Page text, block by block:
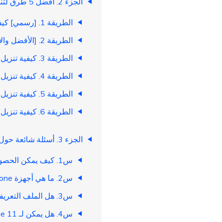
الطريقة 1. [رسمي] كيفية تنزيل وتثبيت ملف تعريف iOS 18 من خلال إعدادات iPhone
الطريقة 2. [الأفضل والأسهل] تنزيل ملف تعريف iOS 18 مجانًا
الطريقة 3. كيفية تنزيل وتثبيت ملف تعريف iOS 18 عبر مركز المطورين من Apple
الطريقة 4. كيفية تنزيل وتثبيت ملف تعريف iOS 18 من خلال برنامج Apple Software
الطريقة 5. كيفية تنزيل وتثبيت ملف تعريف iOS 18 عبر ملفات IPSW (الرابط مرفق)
الطريقة 6. كيفية تنزيل وتثبيت ملف تعريف iOS 18 عبر iTunes/Finder
الجزء 3. أسئلة شائعة حول تنزيل iOS 18
س1. كيف يمكن الحصول على iOS 18 مبكرًا؟
س2. ما هي أجهزة iPhone التي لن تحصل على iOS 18؟
س3. هل الملف التعريفي آمن؟
س4. هل يمكن لـ iPhone 11 الحصول على iOS 18؟